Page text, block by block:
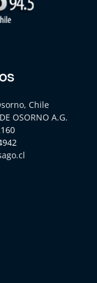
Chile
OSORNO A.G.